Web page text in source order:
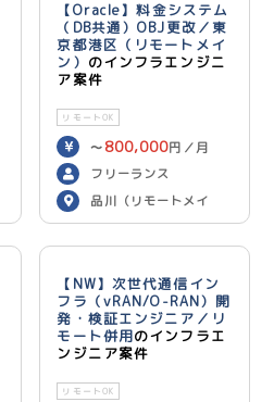
【Oracle】料金システム
（DB共通）OBJ更改／東
京都港区（リモートメイ
ン） のインフラエンジニ
ア案件
リモートOK
〜 800,000円／月
フリーランス
品川（リモートメイ
ン）
【NW】次世代通信イン
フラ（vRAN/O-RAN）開
発・検証エンジニア／リ
モート併用のインフラエ
ンジニア案件
リモートOK